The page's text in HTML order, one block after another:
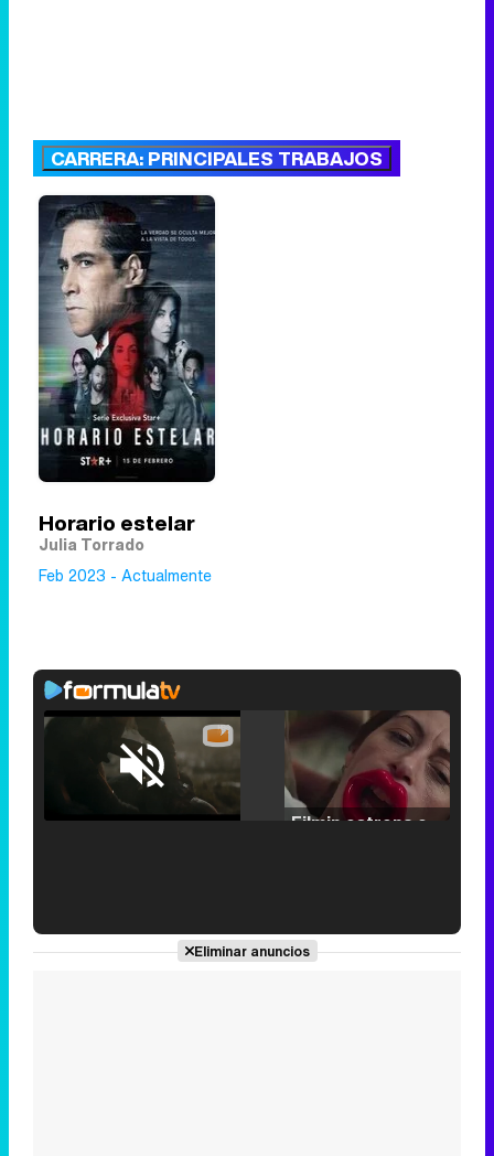
CARRERA: PRINCIPALES TRABAJOS
Horario estelar
Julia Torrado
Feb 2023 - Actualmente
Unmute /
Loaded:
25.30%
'120 Minutos' celebra sus 2.000 programas en Telemadrid con un vídeo del día a día en la redacción
Eliminar anuncios